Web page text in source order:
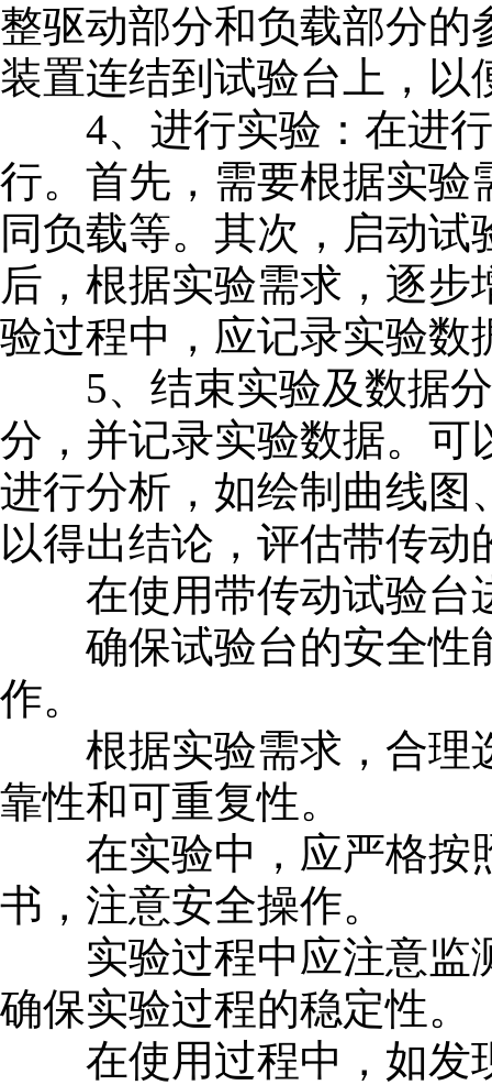
整驱动部分和负载部分的
装置连结到试验台上，以
4、进行实验：在进行
行。首先，需要根据实验
同负载等。其次，启动
后，根据实验需求，逐
验过程中，应记录实验数
5、结束实验及数据分
分，并记录实验数据。可
进行分析，如绘制曲线图
以得出结论，评估带传
在使用带传动试验台
确保试验台的安全性
作。
根据实验需求，合理
靠性和可重复性。
在实验中，应严格按
书，注意安全操作。
实验过程中应注意监
确保实验过程的稳定性。
在使用过程中，如发